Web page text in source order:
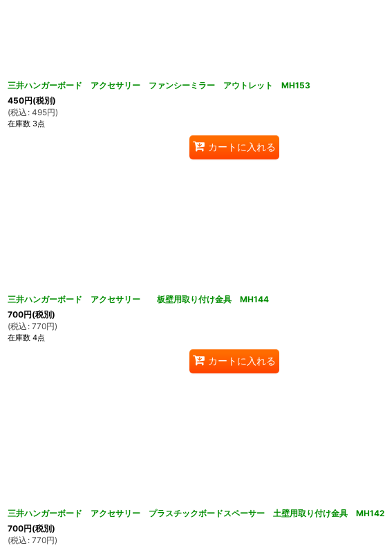
三井ハンガーボード アクセサリー ファンシーミラー アウトレット MH153
450円(税別)
(税込 : 495円)
在庫数 3点
カートに入れる
三井ハンガーボード アクセサリー 板壁用取り付け金具 MH144
700円(税別)
(税込 : 770円)
在庫数 4点
カートに入れる
三井ハンガーボード アクセサリー プラスチックボードスペーサー 土壁用取り付け金具 MH142
700円(税別)
(税込 : 770円)